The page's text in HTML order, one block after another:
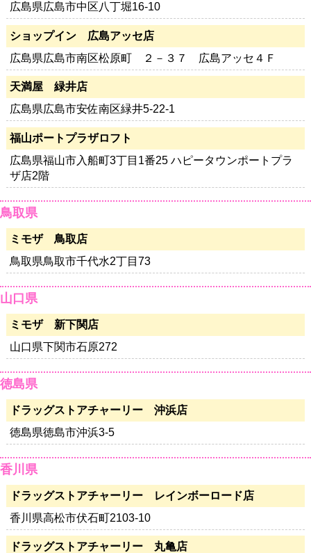
広島県広島市中区八丁堀16-10
ショップイン 広島アッセ店
広島県広島市南区松原町 ２－３７ 広島アッセ４Ｆ
天満屋 緑井店
広島県広島市安佐南区緑井5-22-1
福山ポートプラザロフト
広島県福山市入船町3丁目1番25 ハピータウンポートプラ
ザ店2階
鳥取県
ミモザ 鳥取店
鳥取県鳥取市千代水2丁目73
山口県
ミモザ 新下関店
山口県下関市石原272
徳島県
ドラッグストアチャーリー 沖浜店
徳島県徳島市沖浜3-5
香川県
ドラッグストアチャーリー レインボーロード店
香川県高松市伏石町2103-10
ドラッグストアチャーリー 丸亀店